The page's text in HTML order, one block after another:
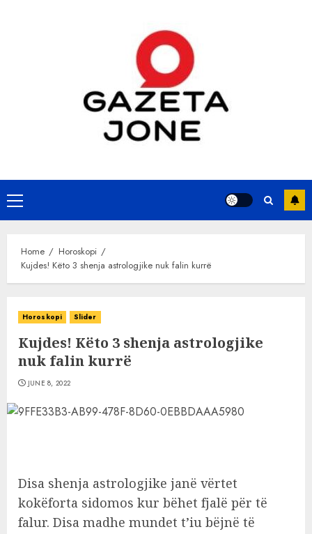
Primary
Menu
Home
Horoskopi
Kujdes! Këto 3 shenja astrologjike nuk falin kurrë
Horoskopi Slider
Kujdes! Këto 3 shenja astrologjike
nuk falin kurrë
JUNE 8, 2022
Disa shenja astrologjike janë vërtet
kokëforta sidomos kur bëhet fjalë për të
falur. Disa madhe mundet t’iu bëjnë të